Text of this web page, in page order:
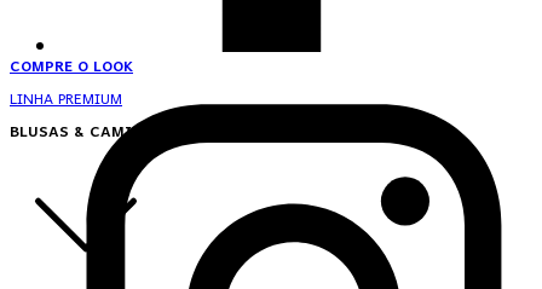
COMPRE O LOOK
LINHA PREMIUM
BLUSAS & CAMISAS